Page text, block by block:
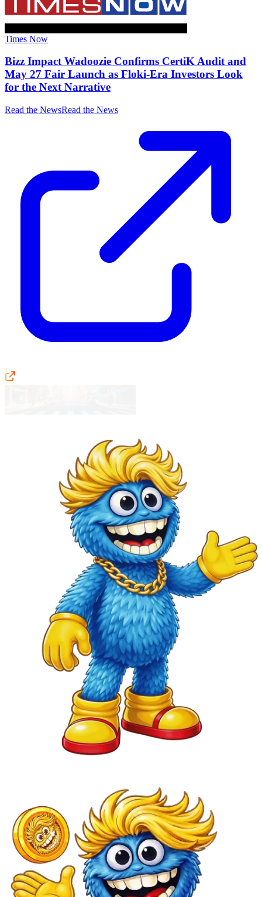
Times Now
Bizz Impact Wadoozie Confirms CertiK Audit and
May 27 Fair Launch as Floki-Era Investors Look
for the Next Narrative
Read the NewsRead the News